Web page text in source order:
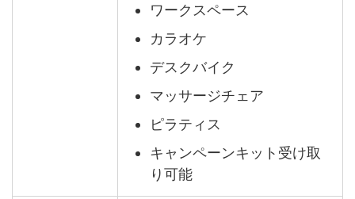
ワークスペース
カラオケ
デスクバイク
マッサージチェア
ピラティス
キャンペーンキット受け取
り可能